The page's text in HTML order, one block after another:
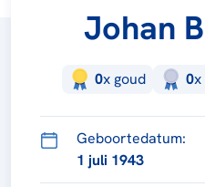
Johan
0x goud 0x
Geboortedatum:
1 juli 1943